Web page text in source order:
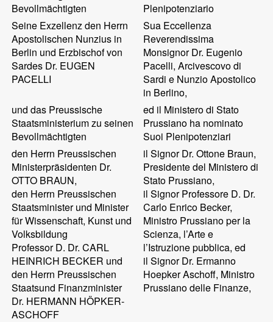
Bevollmächtigten
Plenipotenziario
Seine Exzellenz den Herrn
Apostolischen Nunzius in
Berlin und Erzbischof von
Sardes Dr. EUGEN
PACELLI
Sua Eccellenza
Reverendissima
Monsignor Dr. Eugenio
Pacelli, Arcivescovo di
Sardi e Nunzio Apostolico
in Berlino,
und das Preussische
Staatsministerium zu seinen
Bevollmächtigten
ed il Ministero di Stato
Prussiano ha nominato
Suoi Plenipotenziari
den Herrn Preussischen
Ministerpräsidenten Dr.
OTTO BRAUN,
den Herrn Preussischen
Staatsminister und Minister
für Wissenschaft, Kunst und
Volksbildung
Professor D. Dr. CARL
HEINRICH BECKER und
den Herrn Preussischen
Staatsund Finanzminister
Dr. HERMANN HÖPKER-
ASCHOFF
il Signor Dr. Ottone Braun,
Presidente del Ministero di
Stato Prussiano,
il Signor Professore D. Dr.
Carlo Enrico Becker,
Ministro Prussiano per la
Scienza, l’Arte e
l’Istruzione pubblica, ed
il Signor Dr. Ermanno
Hoepker Aschoff, Ministro
Prussiano delle Finanze,